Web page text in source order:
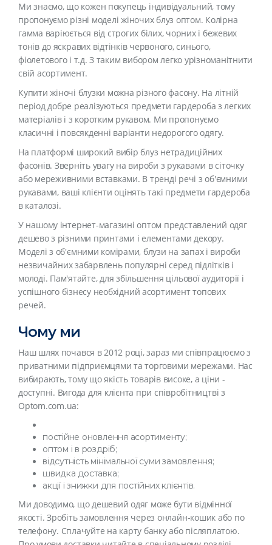
Ми знаємо, що кожен покупець індивідуальний, тому
пропонуємо різні моделі жіночих блуз оптом. Колірна
гамма варіюється від строгих білих, чорних і бежевих
тонів до яскравих відтінків червоного, синього,
фіолетового і т.д. З таким вибором легко урізноманітнити
свій асортимент.
Купити жіночі блузки можна різного фасону. На літній
період добре реалізуються предмети гардероба з легких
матеріалів і з коротким рукавом. Ми пропонуємо
класичні і повсякденні варіанти недорогого одягу.
На платформі широкий вибір блуз нетрадиційних
фасонів. Зверніть увагу на вироби з рукавами в сіточку
або мереживними вставками. В тренді речі з об'ємними
рукавами, ваші клієнти оцінять такі предмети гардероба
в каталозі.
У нашому інтернет-магазині оптом представлений одяг
дешево з різними принтами і елементами декору.
Моделі з об'ємними комірами, блузи на запах і вироби
незвичайних забарвлень популярні серед підлітків і
молоді. Пам'ятайте, для збільшення цільової аудиторії і
успішного бізнесу необхідний асортимент топових
речей.
Чому ми
Наш шлях почався в 2012 році, зараз ми співпрацюємо з
приватними підприємцями та торговими мережами. Нас
вибирають, тому що якість товарів високе, а ціни -
доступні. Вигода для клієнта при співробітництві з
Optom.com.ua:
постійне оновлення асортименту;
оптом і в роздріб;
відсутність мінімальної суми замовлення;
швидка доставка;
акції і знижки для постійних клієнтів.
Ми доводимо, що дешевий одяг може бути відмінної
якості. Зробіть замовлення через онлайн-кошик або по
телефону. Сплачуйте на карту банку або післяплатою.